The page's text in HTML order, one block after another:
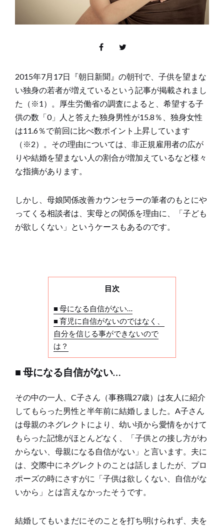
2015年7月17日『朝日新聞』の朝刊で、子供を望まな
い独身の若者が増えているという記事が掲載されまし
た（※1）。厚生労働省の調査によると、希望する子
供の数「0」人と答えた独身男性が15.8％、独身女性
は11.6％で前回に比べ数ポイント上昇しています
（※2）。その理由については、非正規雇用者の広が
りや結婚を望まない人の割合が増加えているなど様々
な指摘があります。
しかし、母娘関係改善カウンセラーの筆者のもとにや
ってくる相談者は、実母との関係を理由に、「子ども
が欲しくない」というケースもあるのです。
目次
■ 母になる自信がない…
■ 育児に自信がないのではなく、
自分を信じる事ができないので
は？
■ 母になる自信がない…
その中の一人、C子さん（事務職27歳）は友人に紹介
してもらった男性と半年前に結婚しました。A子さん
は母親のネグレクトにより、幼い頃から愛情をかけて
もらった記憶がほとんどなく、「子供との接し方がわ
からない、母親になる自信がない」と言います。夫に
は、交際中にネグレクトのことは話しましたが、プロ
ポーズの時にさすがに「子供は欲しくない、自信がな
いから」とは言えなかったそうです。
結婚してもいまだにそのことを打ち明けられず、夫を